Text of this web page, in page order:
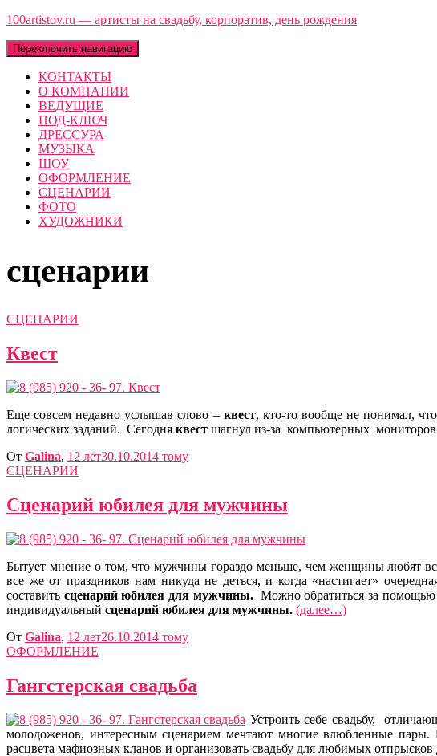
100artistov.ru — артисты на свадьбу, корпоратив, день рождения
Переключить навигацию
КОНТАКТЫ
О КОМПАНИИ
ВЕДУЩИЕ
ПОД-КЛЮЧ
ДРЕССУРА
МУЗЫКА
ШОУ
ОФОРМЛЕНИЕ
СЦЕНАРИИ
ФОТО
ХУДОЖНИКИ
сценарии
СЦЕНАРИИ
Квест
Еще совсем недавно услышав слово – квест, кто-то вообще не понимал,
логических заданий. Сегодня квест шагнул из-за компьютерных мониторов
От Galina, 12 лет30.10.2014 тому
СЦЕНАРИИ
Сценарий юбилея для мужчины
Бытует мнение о том, что мужчины гораздо меньше, чем женщины любят
все же от праздников нам никуда не деться, и когда «настигает»
составить сценарий юбилея для мужчины. Можно обратиться за
индивидуальный сценарий юбилея для мужчины. (далее…)
От Galina, 12 лет26.10.2014 тому
ОФОРМЛЕНИЕ
Гангстерская свадьба
Устроить себе свадьбу,
молодоженов, интересным сценарием мечтают многие влюбленные пары.
расцвета мафиозных кланов и организовать свадьбу для любимых